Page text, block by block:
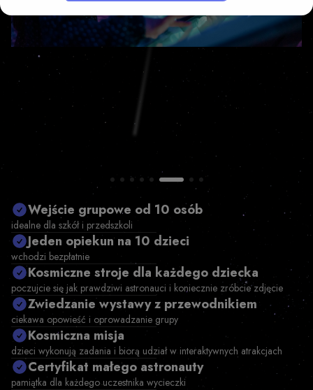
Wejście grupowe od 10 osób
idealne dla szkół i przedszkoli
Jeden opiekun na 10 dzieci
wchodzi bezpłatnie
Kosmiczne stroje dla każdego dziecka
poczujcie się jak prawdziwi astronauci i koniecznie zróbcie zdjęcie
Zwiedzanie wystawy z przewodnikiem
ciekawa opowieść i oprowadzanie grupy
Kosmiczna misja
dzieci wykonują zadania i biorą udział w interaktywnych atrakcjach
Certyfikat małego astronauty
pamiątka dla każdego uczestnika wycieczki
6
of
8